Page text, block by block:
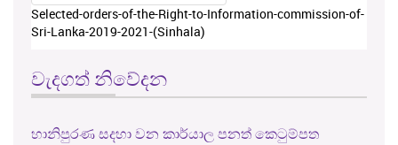
Selected-orders-of-the-Right-to-Information-commission-of-
Sri-Lanka-2019-2021-(Sinhala)
වැදගත් නිවේදන
හානිපුරණ සදහා වන කාර්යාල පනත් කෙටුම්පත